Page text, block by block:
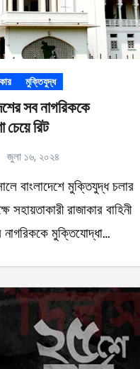
মুক্তিযুদ্ধ
সব নাগরিককে
চেয়ে রিট
জুলা ১৬, ২০২৪
সহায়তাকারী রাজাকার বাহিনী
নাগরিককে মুক্তিযোদ্ধা…